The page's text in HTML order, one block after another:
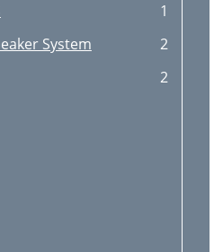
1
System
2
2